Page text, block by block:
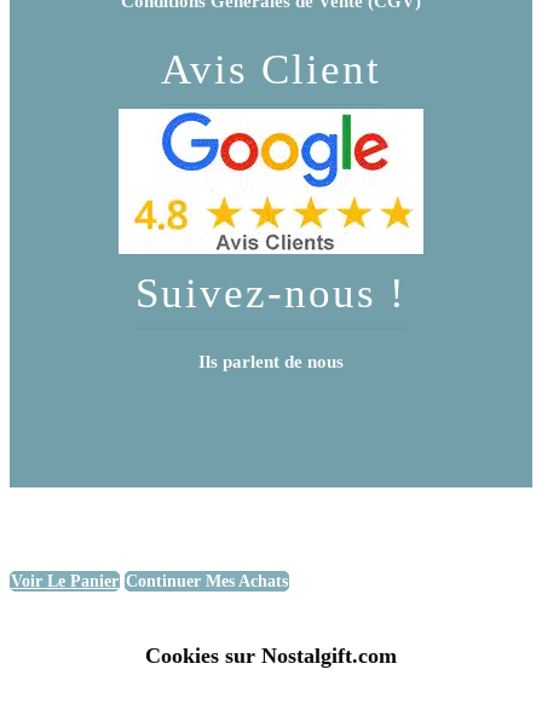
Avis Client
Suivez-nous !
Ils parlent de nous
Voir Le Panier Continuer Mes Achats
Cookies sur Nostalgift.com